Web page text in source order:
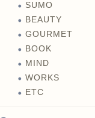
SUMO
BEAUTY
GOURMET
BOOK
MIND
WORKS
ETC